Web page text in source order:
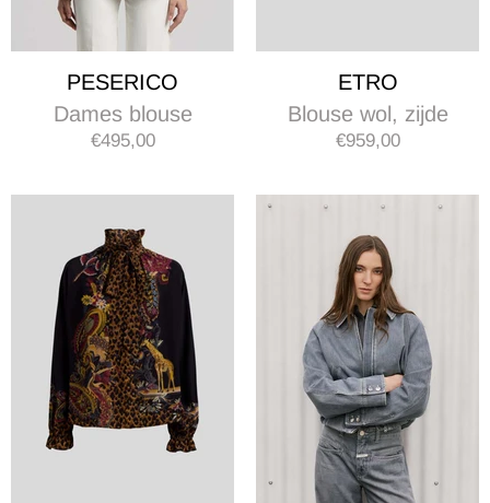
PESERICO
Dames blouse
€495,00
ETRO
Blouse wol, zijde
€959,00